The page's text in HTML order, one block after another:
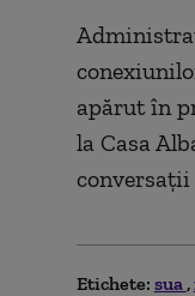
apărut în
la Casa
Etichete: sua